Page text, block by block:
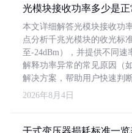
光模块接收功率多少是正
本文详细解答光模块接收功
点分析千兆光模块的收光标
至-24dBm），并提供不同
解释功率异常的常见原因（
解决方案，帮助用户快速判
2026年8月4日
干式变压器损耗标准一